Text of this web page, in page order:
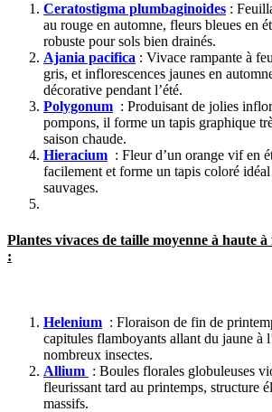
Ceratostigma plumbaginoides :
au rouge en automne, fleurs bleues en
robuste pour sols bien drainés.
Ajania pacifica : Vivace rampante à
gris, et inflorescences jaunes en
décorative pendant l’été.
Polygonum : Produisant de jolies
pompons, il forme un tapis graphique
saison chaude.
Hieracium : Fleur d’un orange vif en
facilement et forme un tapis coloré
sauvages.
Plantes vivaces de taille moyenne à haute
:
Helenium : Floraison de fin de
capitules flamboyants allant du jaune à
nombreux insectes.
Allium : Boules florales globuleuses
fleurissant tard au printemps, structure
massifs.